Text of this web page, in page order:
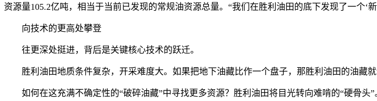
资源量105.2亿吨，相当于当前已发现的常规油资源总量。“我们在胜利油田的底下发现了一个‘
向技术的更高处攀登
往更深处挺进，背后是关键核心技术的跃迁。
胜利油田地质条件复杂，开采难度大。如果把地下油藏比作一个盘子，那胜利油田的油藏
如何在这充满不确定性的“破碎油藏”中寻找更多资源？胜利油田将目光转向难啃的“硬骨头”